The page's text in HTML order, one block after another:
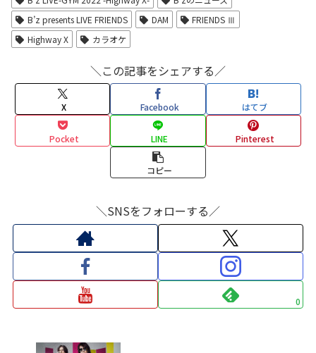
B’z presents LIVE FRIENDS
DAM
FRIENDS Ⅲ
Highway X
カラオケ
＼この記事をシェアする／
X Facebook はてブ
Pocket LINE Pinterest
コピー
＼SNSをフォローする／
0